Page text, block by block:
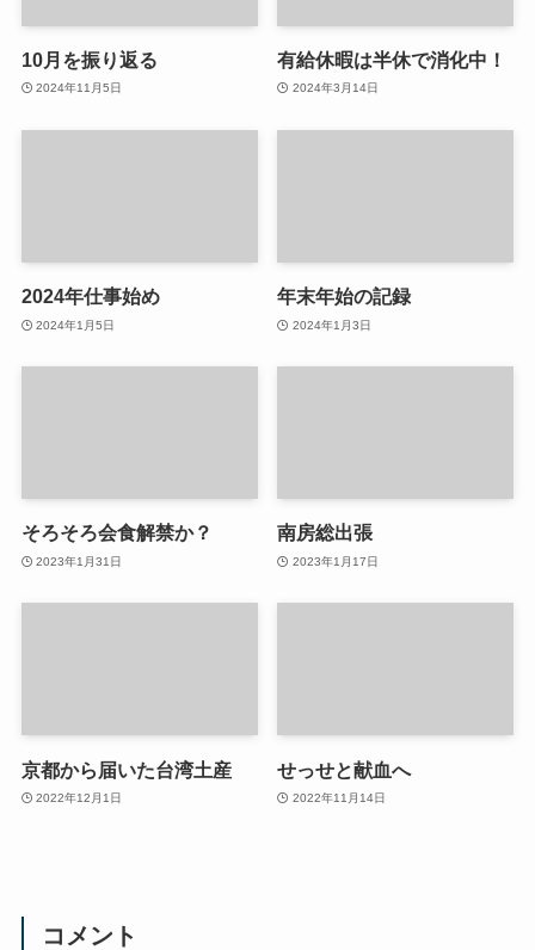
10月を振り返る
2024年11月5日
有給休暇は半休で消化中！
2024年3月14日
2024年仕事始め
2024年1月5日
年末年始の記録
2024年1月3日
そろそろ会食解禁か？
2023年1月31日
南房総出張
2023年1月17日
京都から届いた台湾土産
2022年12月1日
せっせと献血へ
2022年11月14日
コメント